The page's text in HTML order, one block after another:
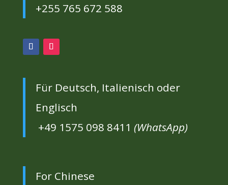
+255 765 672 588
Für Deutsch, Italienisch oder
Englisch
+49 1575 098 8411 (WhatsApp)
For Chinese